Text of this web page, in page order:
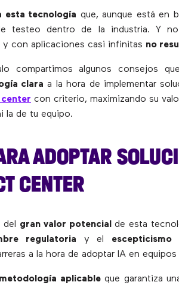
esta tecnología que, aunque está en
testeo dentro de la industria. Y
y con aplicaciones casi infinitas no
compartimos algunos consejos
clara a la hora de implementar
con criterio, maximizando su
la de tu equipo.
ADOPTAR
CENTER
del gran valor potencial de esta
regulatoria y el escepticismo
a la hora de adoptar IA en
metodología aplicableque garantiza